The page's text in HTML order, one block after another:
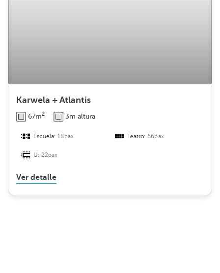
Karwela + Atlantis
67m2 3m altura
Escuela:18pax Teatro:66pax
U:22pax
Ver detalle